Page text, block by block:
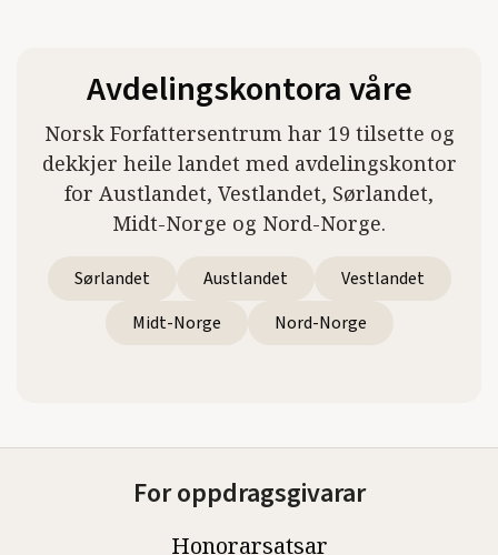
Avdelingskontora våre
Norsk Forfattersentrum har 19 tilsette og
dekkjer heile landet med avdelingskontor
for Austlandet, Vestlandet, Sørlandet,
Midt-Norge og Nord-Norge.
Sørlandet Austlandet
Vestlandet
Midt-Norge
Nord-Norge
For oppdragsgivarar
Honorarsatsar